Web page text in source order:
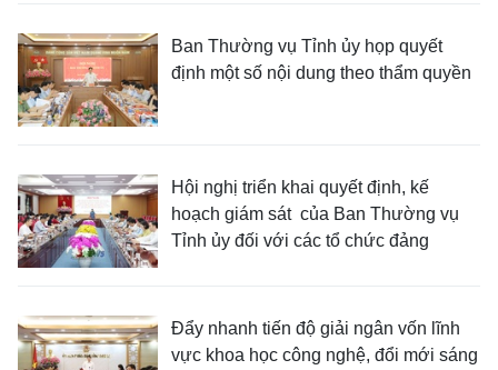
Ban Thường vụ Tỉnh ủy họp quyết
định một số nội dung theo thẩm quyền
Hội nghị triển khai quyết định, kế
hoạch giám sát của Ban Thường vụ
Tỉnh ủy đối với các tổ chức đảng
Đẩy nhanh tiến độ giải ngân vốn lĩnh
vực khoa học công nghệ, đổi mới sáng